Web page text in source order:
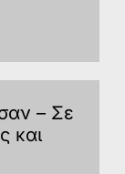
– Σε
και